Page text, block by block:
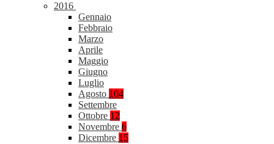
2016
Gennaio
Febbraio
Marzo
Aprile
Maggio
Giugno
Luglio
Agosto 104
Settembre
Ottobre 12
Novembre 6
Dicembre 15